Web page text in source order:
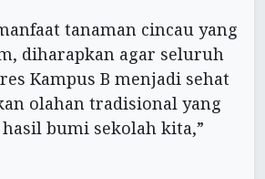
tanaman cincau yang
diharapkan agar seluruh
Kampus B menjadi sehat
olahan tradisional yang
bumi sekolah kita,”